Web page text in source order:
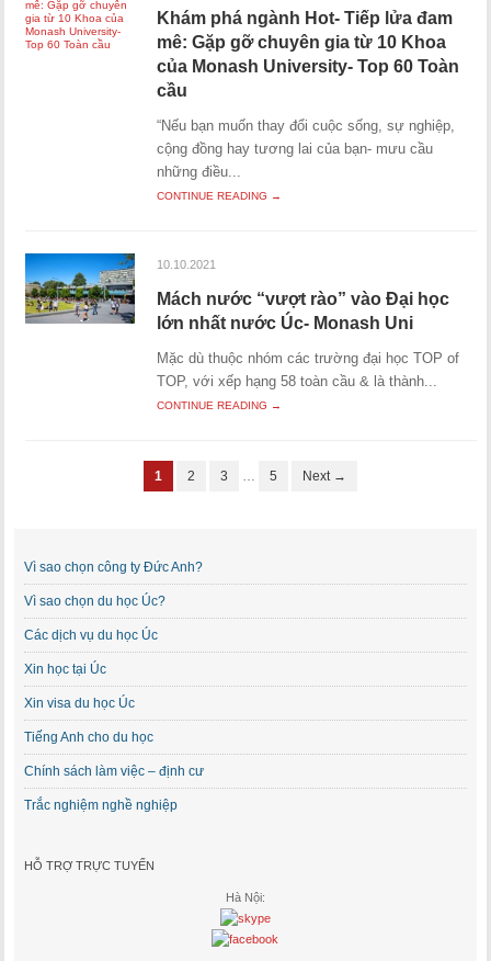
Khám phá ngành Hot- Tiếp lửa đam
mê: Gặp gỡ chuyên gia từ 10 Khoa
của Monash University- Top 60 Toàn
cầu
“Nếu bạn muốn thay đổi cuộc sống, sự nghiệp,
cộng đồng hay tương lai của bạn- mưu cầu
những điều...
CONTINUE READING →
10.10.2021
Mách nước “vượt rào” vào Đại học
lớn nhất nước Úc- Monash Uni
Mặc dù thuộc nhóm các trường đại học TOP of
TOP, với xếp hạng 58 toàn cầu & là thành...
CONTINUE READING →
1 2 3 … 5 Next →
Vì sao chọn công ty Đức Anh?
Vì sao chọn du học Úc?
Các dịch vụ du học Úc
Xin học tại Úc
Xin visa du học Úc
Tiếng Anh cho du học
Chính sách làm việc – định cư
Trắc nghiệm nghề nghiệp
HỖ TRỢ TRỰC TUYẾN
Hà Nội: